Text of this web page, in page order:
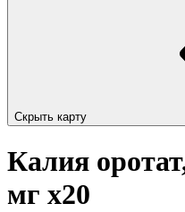
Скрыть карту
Калия
мг x20